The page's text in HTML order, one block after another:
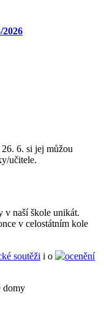
6. si jej můžou
učitele.
v naší škole unikát.
v celostátním kole
soutěži i o
ocenění
domy